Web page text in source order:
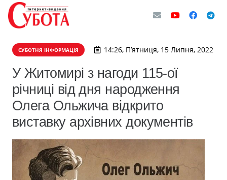
СУБОТНЯ ІНФОРМАЦІЯ 14:26, П’ятниця, 15 Липня, 2022
У Житомирі з нагоди 115-ої
річниці від дня народження
Олега Ольжича відкрито
виставку архівних документів